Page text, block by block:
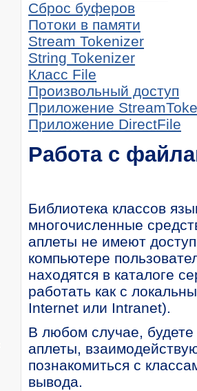
Сброс буферов
Потоки в памяти
Stream Tokenizer
String Tokenizer
Класс File
Произвольный доступ
Приложение
Приложение DirectFile
Работа с
Библиотека классов
многочисленные
аплеты не имеют
компьютере
находятся в каталоге
работать как с
Internet или Intranet).
В любом случае,
аплеты,
познакомиться с
вывода.